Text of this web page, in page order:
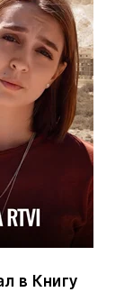
в Книгу